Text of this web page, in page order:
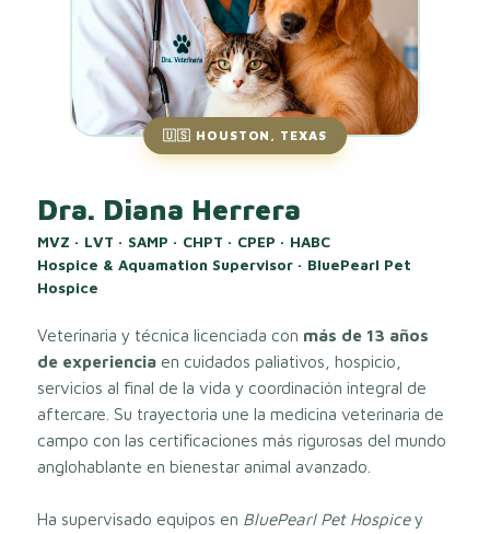
🇺🇸 HOUSTON, TEXAS
Dra. Diana Herrera
MVZ · LVT · SAMP · CHPT · CPEP · HABC
Hospice & Aquamation Supervisor · BluePearl Pet
Hospice
Veterinaria y técnica licenciada con más de 13 años
de experiencia en cuidados paliativos, hospicio,
servicios al final de la vida y coordinación integral de
aftercare. Su trayectoria une la medicina veterinaria de
campo con las certificaciones más rigurosas del mundo
anglohablante en bienestar animal avanzado.
Ha supervisado equipos en BluePearl Pet Hospicey